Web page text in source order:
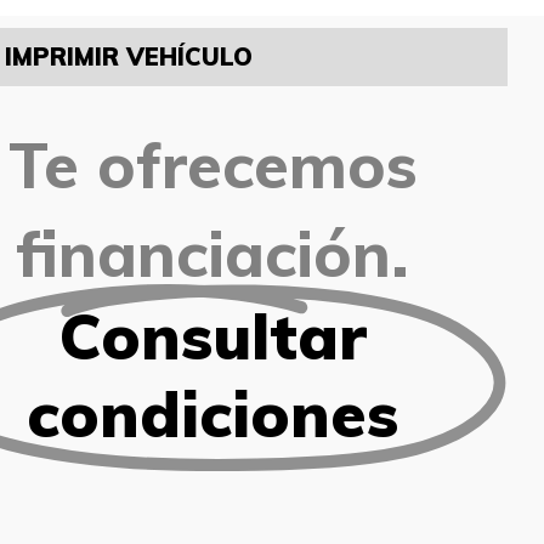
IMPRIMIR VEHÍCULO
Te ofrecemos
financiación.
Consultar
condiciones